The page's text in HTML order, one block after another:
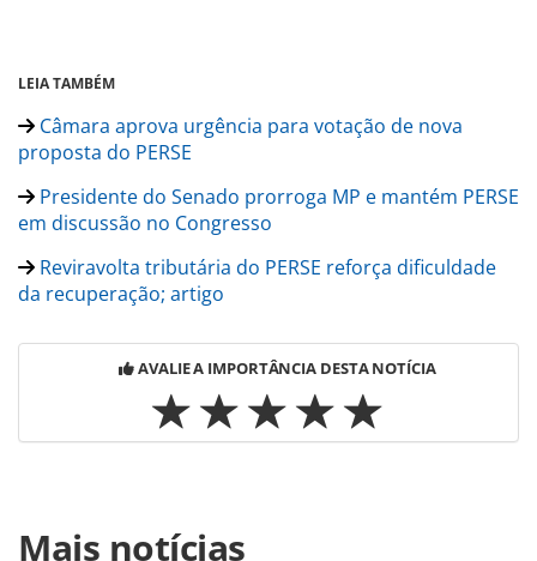
LEIA TAMBÉM
Câmara aprova urgência para votação de nova
proposta do PERSE
Presidente do Senado prorroga MP e mantém PERSE
em discussão no Congresso
Reviravolta tributária do PERSE reforça dificuldade
da recuperação; artigo
AVALIE A IMPORTÂNCIA DESTA NOTÍCIA
https://www.panrotas.com.br/mercado/economia-e-
Mais notícias